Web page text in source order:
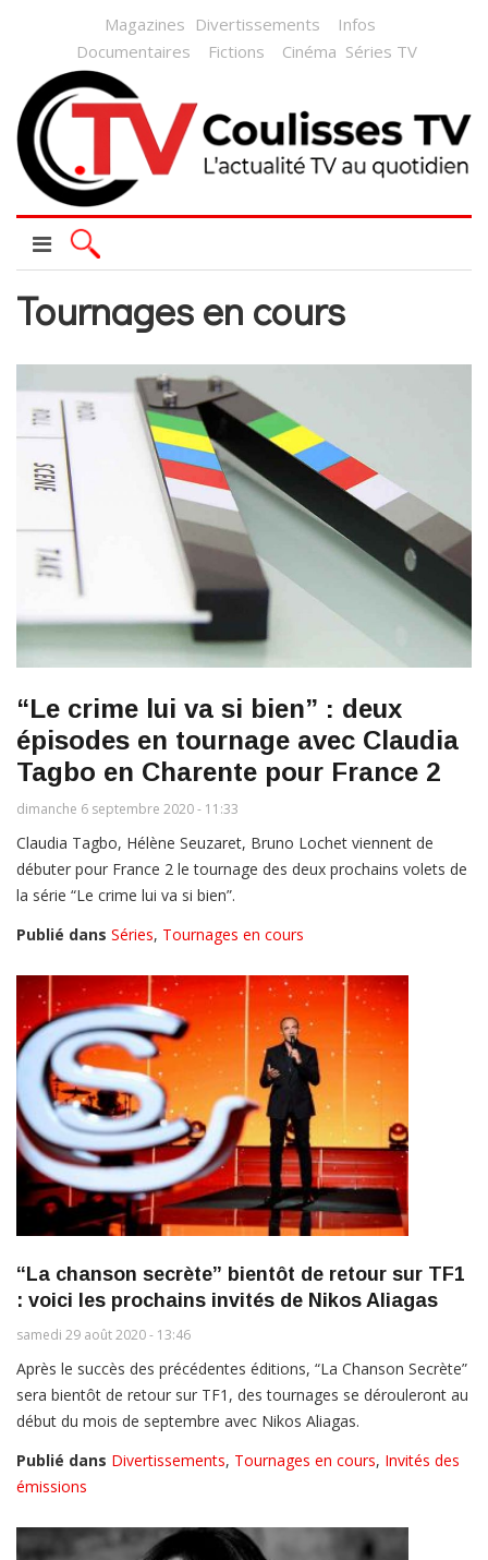
Magazines Divertissements
Infos
Documentaires
Fictions Cinéma Séries TV
Tournages en cours
“Le crime lui va si bien” : deux
épisodes en tournage avec Claudia
Tagbo en Charente pour France 2
dimanche 6 septembre 2020 - 11:33
Claudia Tagbo, Hélène Seuzaret, Bruno Lochet viennent de
débuter pour France 2 le tournage des deux prochains volets de
la série “Le crime lui va si bien”.
Publié dans Séries, Tournages en cours
“La chanson secrète” bientôt de retour sur TF1
: voici les prochains invités de Nikos Aliagas
samedi 29 août 2020 - 13:46
Après le succès des précédentes éditions, “La Chanson Secrète”
sera bientôt de retour sur TF1, des tournages se dérouleront au
début du mois de septembre avec Nikos Aliagas.
Publié dans Divertissements, Tournages en cours, Invités des
émissions